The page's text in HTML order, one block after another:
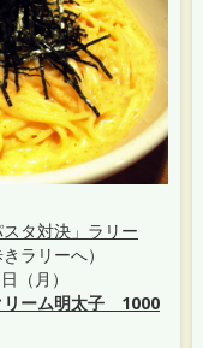
タ対決」ラリー
ラリーへ）
（月）
リーム明太子 1000